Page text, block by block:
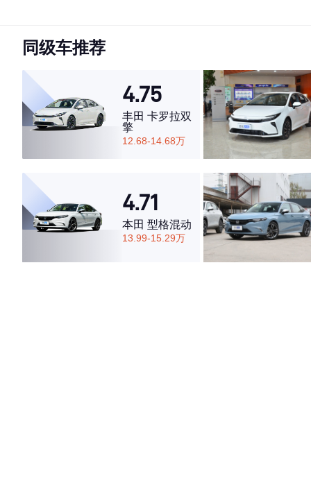
·空间表现一般，低于57%同级车
同级车推荐
4.75
丰田 卡罗拉双
擎
12.68-14.68万
4.71
本田 型格混动
13.99-15.29万